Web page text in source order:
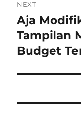
NEXT
Next
post:
Aja
Tampilan
Budget